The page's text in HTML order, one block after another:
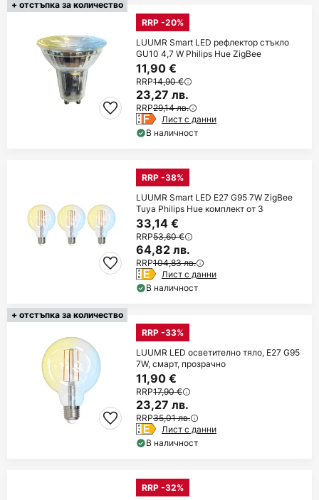
+ отстъпка за количество
RRP -20%
LUUMR Smart LED рефлектор стъкло
GU10 4,7 W Philips Hue ZigBee
11,90 €
RRP14,90 €
23,27 лв.
RRP29,14 лв.
Лист с данни
В наличност
RRP -38%
LUUMR Smart LED E27 G95 7W ZigBee
Tuya Philips Hue комплект от 3
33,14 €
RRP53,60 €
64,82 лв.
RRP104,83 лв.
Лист с данни
В наличност
+ отстъпка за количество
RRP -33%
LUUMR LED осветително тяло, E27 G95
7W, смарт, прозрачно
11,90 €
RRP17,90 €
23,27 лв.
RRP35,01 лв.
Лист с данни
В наличност
RRP -32%